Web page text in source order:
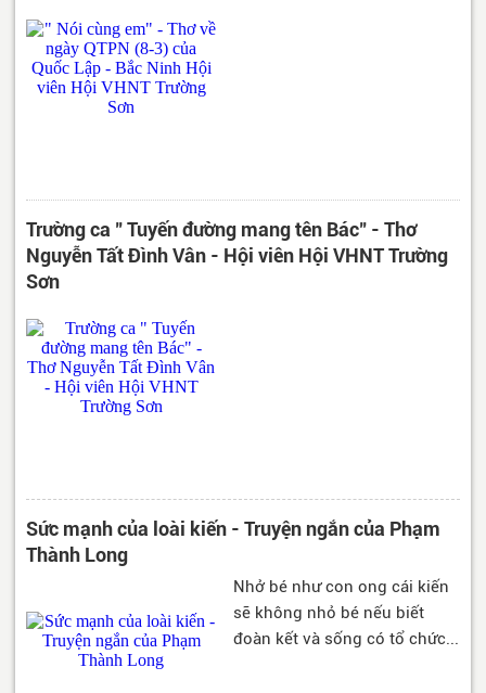
Trường ca " Tuyến đường mang tên Bác" - Thơ
Nguyễn Tất Đình Vân - Hội viên Hội VHNT Trường
Sơn
Sức mạnh của loài kiến - Truyện ngắn của Phạm
Thành Long
Nhở bé như con ong cái kiến
sẽ không nhỏ bé nếu biết
đoàn kết và sống có tổ chức...